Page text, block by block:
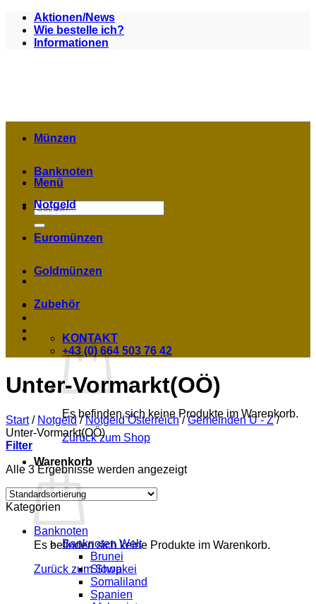
Zum
Inhalt
springen
Aktionen/News
Wie bestelle ich?
Informationen
Menü
Suchen
nach:
Es befinden sich keine Produkte im Warenkorb.
Zurück zum Shop
Warenkorb
Es befinden sich keine Produkte im Warenkorb.
Zurück zum Shop
Münzen
Banknoten
Notgeld
Euromünzen
Goldmünzen
Zubehör
KONTAKT
+43 (0) 664 503 76 42
Unter-Vormarkt(OÖ)
Start / Notgeld / Notgeld Österreich / Gemeinden U - Z /
Unter-Vormarkt(OÖ)
Filter
Alle 3 Ergebnisse werden angezeigt
Kategorien
Banknoten
Banknoten Welt
Brunei
Slowakei
Somaliland
Spanien